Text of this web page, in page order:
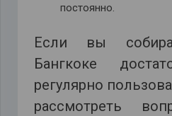
постоянно.
Если вы
Бангкоке
регулярно
рассмотреть